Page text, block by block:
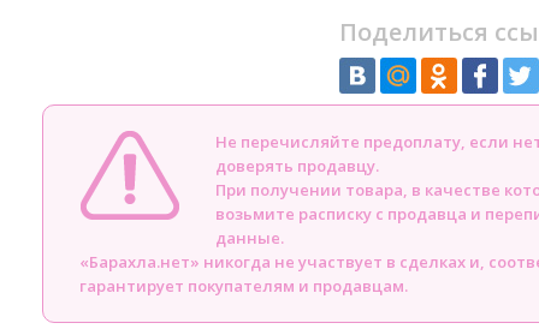
Поделиться
Не перечисляйте предоплату, если
доверять продавцу.
При получении товара, в качестве
возьмите расписку с продавца и
данные.
«Барахла.нет» никогда не участвует в сделках и,
гарантирует покупателям и продавцам.